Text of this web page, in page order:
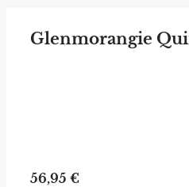
Glenmorangie
56,95 €